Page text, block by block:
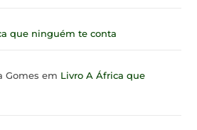
que ninguém te conta
Gomes em Livro A África que